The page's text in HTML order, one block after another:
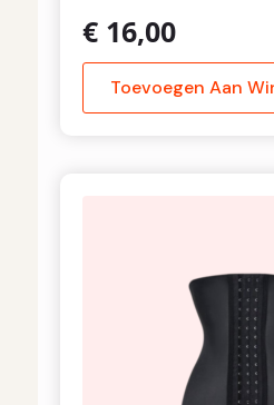
€ 16,00
Toevoegen Aan